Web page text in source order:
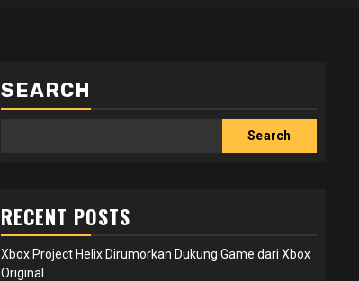
SEARCH
Search
RECENT POSTS
Xbox Project Helix Dirumorkan Dukung Game dari Xbox
Original